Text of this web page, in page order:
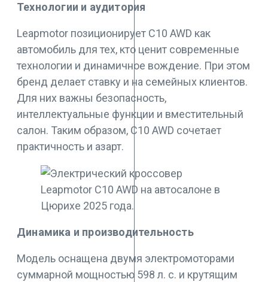
Технологии и аудитория
Leapmotor позиционирует C10 AWD как
автомобиль для тех, кто ценит современные
технологии и динамичное вождение. При этом
бренд делает ставку и на семейных клиентов.
Для них важны безопасность,
интеллектуальные функции и вместительный
салон. Таким образом, C10 AWD сочетает
практичность и азарт.
Динамика и производительность
Модель оснащена двумя электромоторами
суммарной мощностью 598 л. с. и крутящим